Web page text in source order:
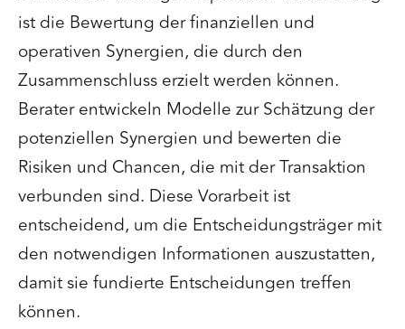
ist die Bewertung der finanziellen und
operativen Synergien, die durch den
Zusammenschluss erzielt werden können.
Berater entwickeln Modelle zur Schätzung der
potenziellen Synergien und bewerten die
Risiken und Chancen, die mit der Transaktion
verbunden sind. Diese Vorarbeit ist
entscheidend, um die Entscheidungsträger mit
den notwendigen Informationen auszustatten,
damit sie fundierte Entscheidungen treffen
können.